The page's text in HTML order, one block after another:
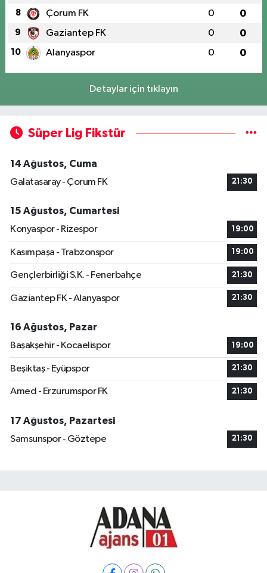
8 Çorum FK 0 0
9 Gaziantep FK 0 0
10 Alanyaspor 0 0
Detaylar için tıklayın
Süper Lig Fikstür
14 Ağustos, Cuma
Galatasaray - Çorum FK
21:30
15 Ağustos, Cumartesi
Konyaspor - Rizespor
19:00
Kasımpaşa - Trabzonspor 19:00
Gençlerbirliği S.K. - Fenerbahçe 21:30
Gaziantep FK - Alanyaspor 21:30
16 Ağustos, Pazar
Başakşehir - Kocaelispor
19:00
Beşiktaş - Eyüpspor 21:30
Amed - Erzurumspor FK 21:30
17 Ağustos, Pazartesi
Samsunspor - Göztepe
21:30